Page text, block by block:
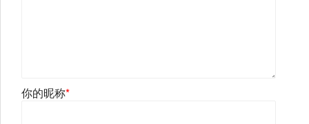
你的昵称*